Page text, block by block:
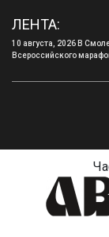
ЛЕНТА:
10 августа, 2026 В
Всероссийского